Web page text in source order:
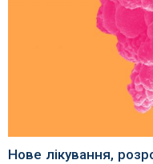
Нове лікування,